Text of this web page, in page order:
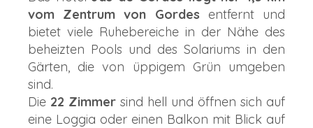
vom Zentrum von Gordes entfernt und
bietet viele Ruhebereiche in der Nähe des
beheizten Pools und des Solariums in den
Gärten, die von üppigem Grün umgeben
sind.
Die 22 Zimmer sind hell und öffnen sich auf
eine Loggia oder einen Balkon mit Blick auf